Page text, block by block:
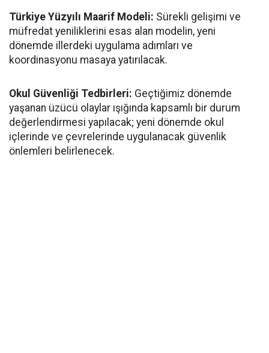
Türkiye Yüzyılı Maarif Modeli: Sürekli gelişimi ve
müfredat yeniliklerini esas alan modelin, yeni
dönemde illerdeki uygulama adımları ve
koordinasyonu masaya yatırılacak.
​Okul Güvenliği Tedbirleri: Geçtiğimiz dönemde
yaşanan üzücü olaylar ışığında kapsamlı bir durum
değerlendirmesi yapılacak; yeni dönemde okul
içlerinde ve çevrelerinde uygulanacak güvenlik
önlemleri belirlenecek.